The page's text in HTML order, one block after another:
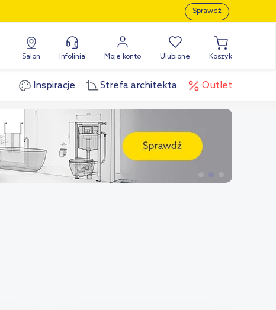
Sprawdź
Salon Infolinia Moje konto Ulubione Koszyk
Inspiracje Strefa architekta Outlet